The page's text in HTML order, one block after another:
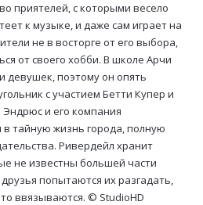
приятелей, с которыми весело
к музыке, и даже сам играет на
не в восторге от его выбора,
от своего хобби. В школе Арчи
девушек, поэтому он опять
с участием Бетти Купер и
и его компания
тайную жизнь города, полную
Ривердейл хранит
не известны большей части
попытаются их разгадать,
ввязываются. © StudioHD